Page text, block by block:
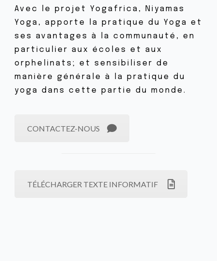
Avec le projet Yogafrica, Niyamas
Yoga, apporte la pratique du Yoga et
ses avantages à la communauté, en
particulier aux écoles et aux
orphelinats; et sensibiliser de
manière générale à la pratique du
yoga dans cette partie du monde.
CONTACTEZ-NOUS
TÉLÉCHARGER TEXTE INFORMATIF